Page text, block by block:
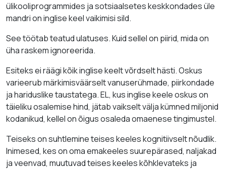
ülikooliprogrammides ja sotsiaalsetes keskkondades üle
mandri on inglise keel vaikimisi sild.
See töötab teatud ulatuses. Kuid sellel on piirid, mida on
üha raskem ignoreerida.
Esiteks ei räägi kõik inglise keelt võrdselt hästi. Oskus
varieerub märkimisväärselt vanuserühmade, piirkondade
ja hariduslike taustatega. EL, kus inglise keele oskus on
täieliku osalemise hind, jätab vaikselt välja kümned miljonid
kodanikud, kellel on õigus osaleda omaenese tingimustel.
Teiseks on suhtlemine teises keeles kognitiivselt nõudlik.
Inimesed, kes on oma emakeeles suurepärased, naljakad
ja veenvad, muutuvad teises keeles kõhklevateks ja